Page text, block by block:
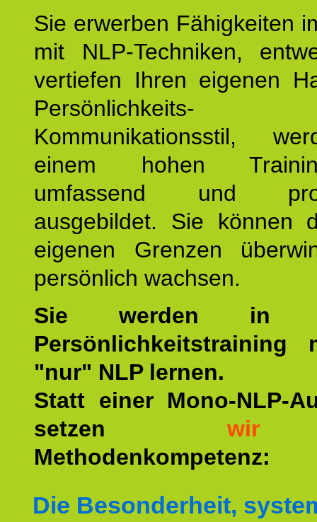
Sie erwerben Fähigkeiten
mit NLP-Techniken,
vertiefen Ihren eigenen
Kommunikationsstil,
einem hohen
umfassend und
ausgebildet. Sie können
eigenen Grenzen
persönlich wachsen.
Sie werden in
Persönlichkeitstraining
"nur" NLP lernen.
Statt einer Mono-NLP-
setzen wir
Methodenkompetenz:
Die Besonderheit,